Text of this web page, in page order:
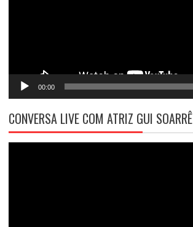
00:00
CONVERSA LIVE COM ATRIZ GUI SOARRÊ